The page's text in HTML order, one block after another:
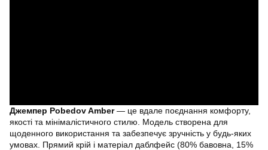
Джемпер Pobedov Amber— це вдале поєднання комфорту,
якості та мінімалістичного стилю. Модель створена для
щоденного використання та забезпечує зручність у будь-яких
умовах. Прямий крій і матеріал даблфейс (80% бавовна, 15%